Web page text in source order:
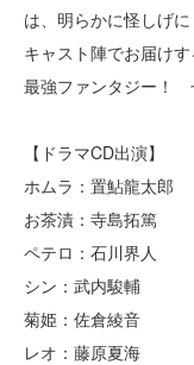
は、明らかに怪しげ
キャスト陣でお届け
最強ファンタジー！
【ドラマCD出演】
ホムラ：置鮎龍太郎
お茶漬：寺島拓篤
ペテロ：石川界人
シン：武内駿輔
菊姫：佐倉綾音
レオ：藤原夏海